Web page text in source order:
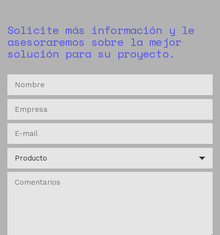
Solicite más información y le
asesoraremos sobre la mejor
solución para su proyecto.